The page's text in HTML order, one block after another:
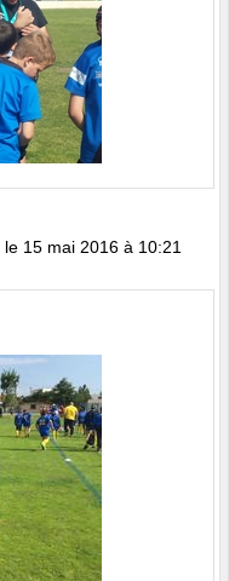
le 15 mai 2016 à 10:21